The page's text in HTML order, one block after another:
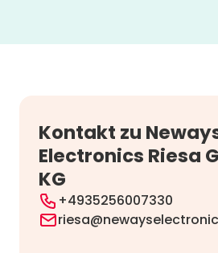
Kontakt zu
Electronics Riesa
KG
+4935256007330